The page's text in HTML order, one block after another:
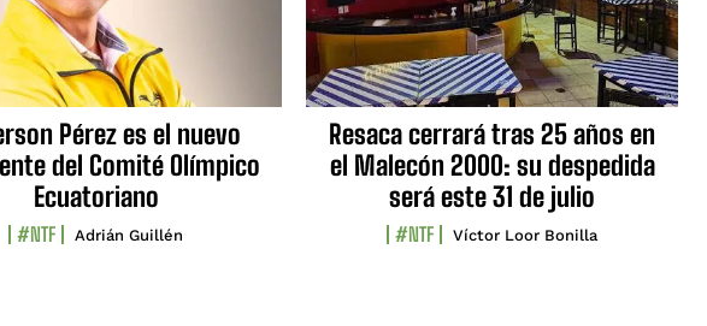
Pérez es el nuevo
del Comité Olímpico
Ecuatoriano
#NTF Adrián Guillén
Resaca cerrará tras 25 años en
el Malecón 2000: su despedida
será este 31 de julio
#NTF Víctor Loor Bonilla